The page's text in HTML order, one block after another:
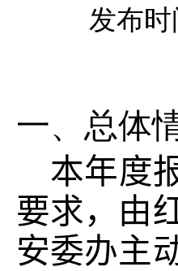
发布时
一、总体
本年度
要求，由
安委办主